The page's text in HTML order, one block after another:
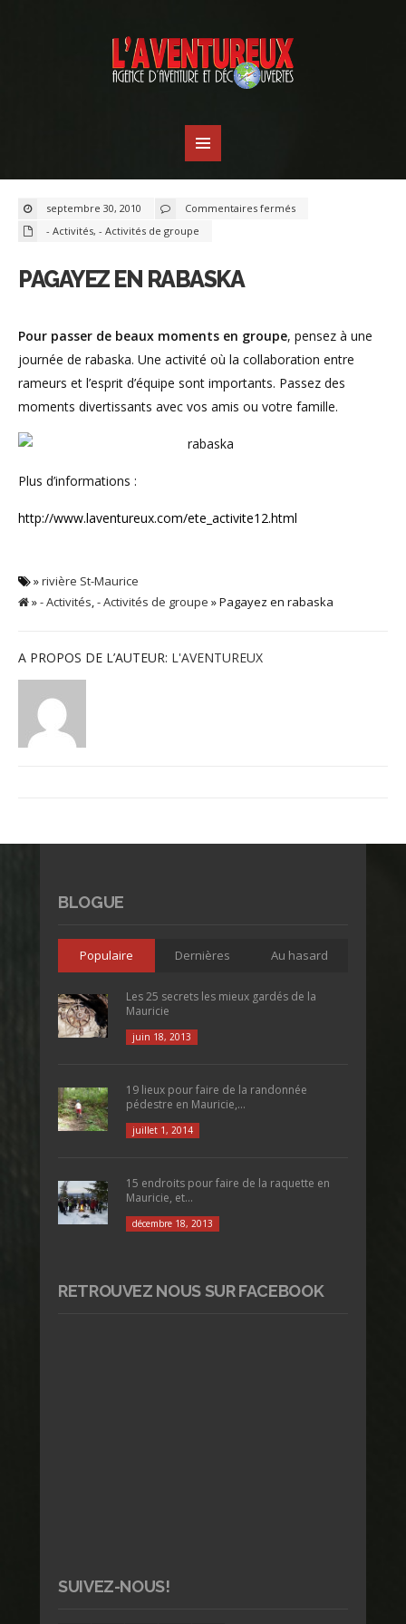
septembre 30, 2010 Commentaires ferméssur
Pagayez
- Activités, - Activités de groupe
PAGAYEZ EN RABASKA
Pour passer de beaux moments en groupe, pensez à une
journée de rabaska. Une activité où la collaboration entre
rameurs et l’esprit d’équipe sont importants. Passez des
moments divertissants avec vos amis ou votre famille.
Plus d’informations :
http://www.laventureux.com/ete_activite12.html
»rivière St-Maurice
»- Activités,- Activités de groupe » Pagayez en rabaska
A PROPOS DE L’AUTEUR: L'AVENTUREUX
BLOGUE
Populaire Dernières Au hasard
Les 25 secrets les mieux gardés de la
Mauricie
juin 18, 2013
19 lieux pour faire de la randonnée
pédestre en Mauricie,...
juillet 1, 2014
15 endroits pour faire de la raquette en
Mauricie, et...
décembre 18, 2013
RETROUVEZ NOUS SUR FACEBOOK
SUIVEZ-NOUS!